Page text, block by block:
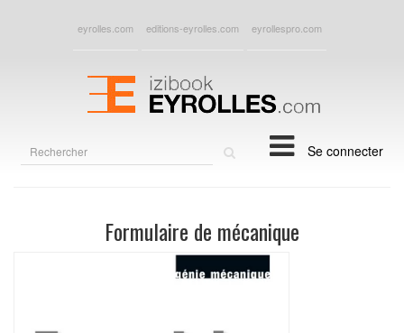
eyrolles.com editions-eyrolles.com eyrollespro.com
Se connecter
Formulaire de mécanique